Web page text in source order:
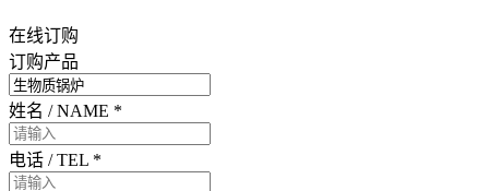
在线订购
订购产品
姓名 / NAME *
电话 / TEL *